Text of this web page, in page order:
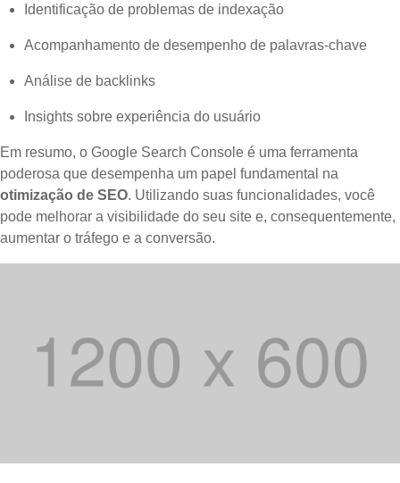
Identificação de problemas de indexação
Acompanhamento de desempenho de palavras-chave
Análise de backlinks
Insights sobre experiência do usuário
Em resumo, o Google Search Console é uma ferramenta
poderosa que desempenha um papel fundamental na
otimização de SEO. Utilizando suas funcionalidades, você
pode melhorar a visibilidade do seu site e, consequentemente,
aumentar o tráfego e a conversão.